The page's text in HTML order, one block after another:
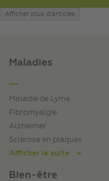
Afficher plus d'articles
Maladies
Maladie de Lyme
Fibromyalgie
Alzheimer
Sclérose en plaques
Afficher la suite
Bien-être